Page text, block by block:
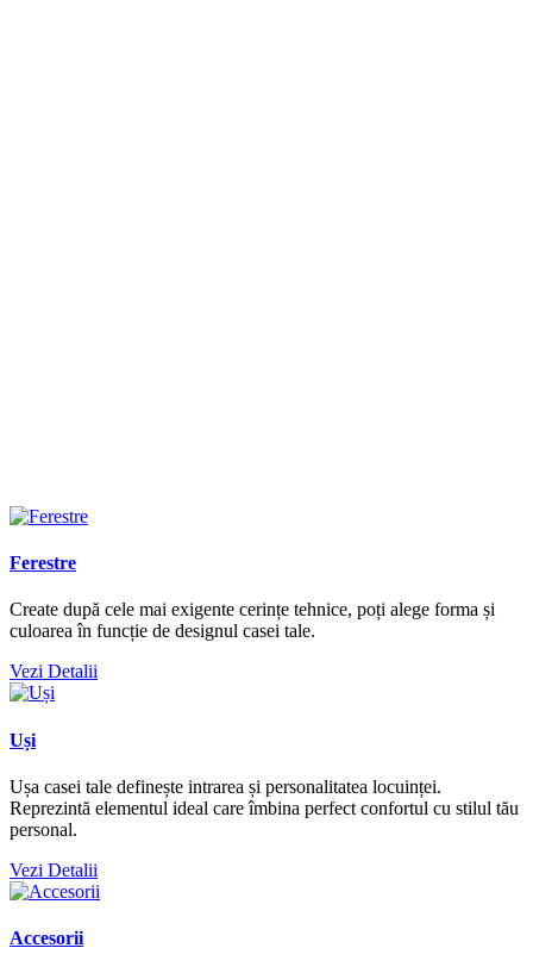
Ferestre
Create după cele mai exigente cerințe tehnice, poți alege forma și
culoarea în funcție de designul casei tale.
Vezi Detalii
Uși
Ușa casei tale definește intrarea și personalitatea locuinței.
Reprezintă elementul ideal care îmbina perfect confortul cu stilul tău
personal.
Vezi Detalii
Accesorii